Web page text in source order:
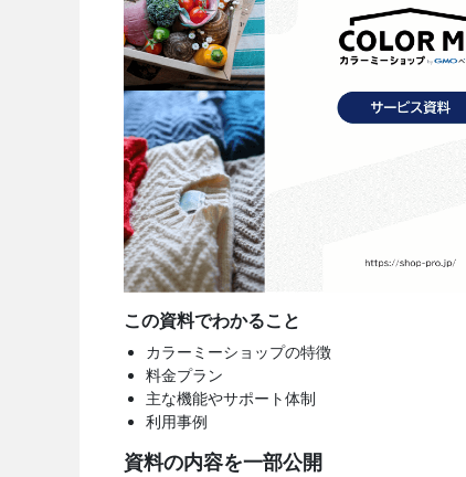
この資料でわかること
カラーミーショップの特徴
料金プラン
主な機能やサポート体制
利用事例
資料の内容を一部公開